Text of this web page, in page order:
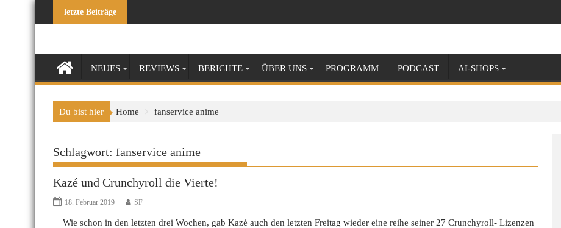
letzte Beiträge
NEUES REVIEWS BERICHTE ÜBER UNS PROGRAMM PODCAST AI-SHOPS
Du bist hier Home fanservice anime
Schlagwort: fanservice anime
Kazé und Crunchyroll die Vierte!
18. Februar 2019 SF
Wie schon in den letzten drei Wochen, gab Kazé auch den letzten Freitag wieder eine reihe seiner 27 Crunchyroll- Lizenzen